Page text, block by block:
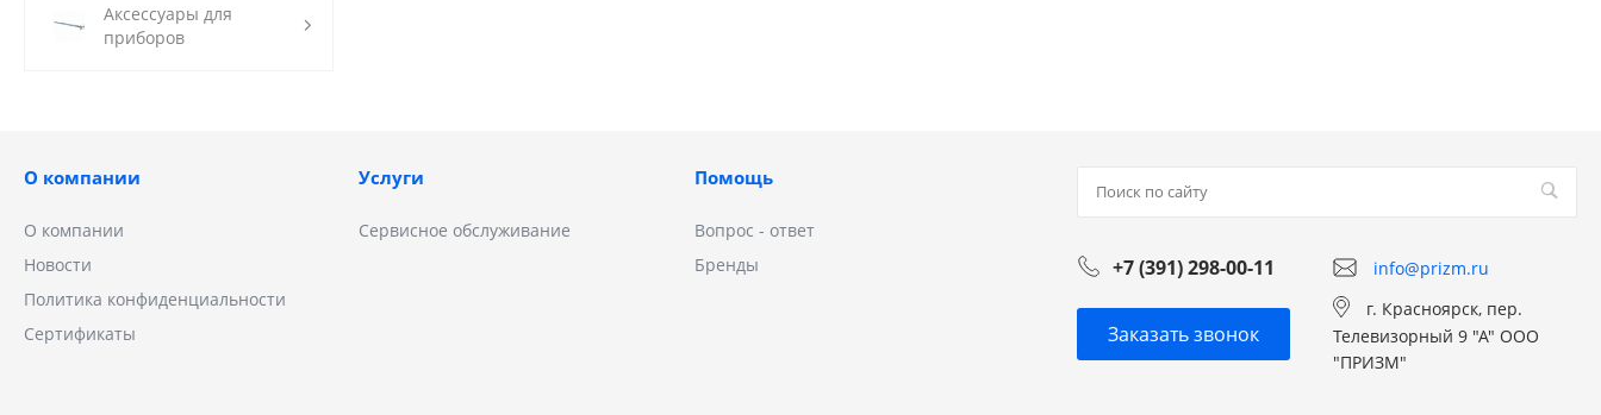
Аксессуары для
приборов
О компании
О компании
Новости
Политика конфиденциальности
Сертификаты
Услуги
Сервисное обслуживание
Помощь
Вопрос - ответ
Бренды
+7 (391) 298-00-11 info@prizm.ru
Заказать звонок
г. Красноярск, пер.
Телевизорный 9 "А" ООО
"ПРИЗМ"